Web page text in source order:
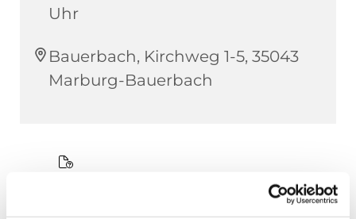
Uhr
Bauerbach, Kirchweg 1-5, 35043
Marburg-Bauerbach